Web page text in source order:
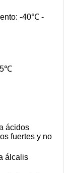
-40℃ -
ácidos
fuertes y no
álcalis